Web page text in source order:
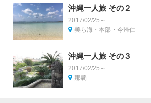
沖縄一人旅 その２
2017/02/25～
美ら海・本部・今帰仁
沖縄一人旅 その３
2017/02/25～
那覇